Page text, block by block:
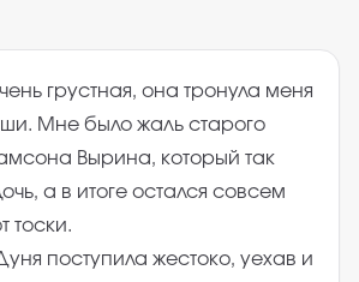
грустная, она тронула меня
Мне было жаль старого
Вырина, который так
а в итоге остался совсем
тоски.
поступила жестоко, уехав и